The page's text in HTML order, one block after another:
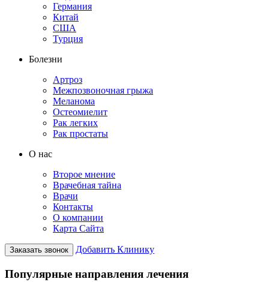
Германия
Китай
США
Турция
Болезни
Артроз
Межпозвоночная грыжа
Меланома
Остеомиелит
Рак легких
Рак простаты
О нас
Второе мнение
Врачебная тайна
Врачи
Контакты
О компании
Карта Сайта
Заказать звонок Добавить Клинику
Популярные направления лечения